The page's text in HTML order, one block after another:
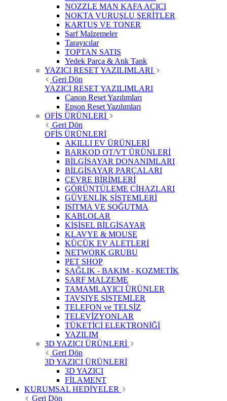
NOZZLE MAN KAFA AÇICI
NOKTA VURUŞLU ŞERİTLER
KARTUŞ VE TONER
Sarf Malzemeler
Tarayıcılar
TOPTAN SATIŞ
Yedek Parça & Atık Tank
YAZICI RESET YAZILIMLARI
Geri Dön
YAZICI RESET YAZILIMLARI
Canon Reset Yazılımları
Epson Reset Yazılımları
OFİS ÜRÜNLERİ
Geri Dön
OFİS ÜRÜNLERİ
AKILLI EV ÜRÜNLERİ
BARKOD OT/VT ÜRÜNLERİ
BİLGİSAYAR DONANIMLARI
BİLGİSAYAR PARÇALARI
ÇEVRE BİRİMLERİ
GÖRÜNTÜLEME CİHAZLARI
GÜVENLİK SİSTEMLERİ
ISITMA VE SOĞUTMA
KABLOLAR
KİŞİSEL BİLGİSAYAR
KLAVYE & MOUSE
KÜÇÜK EV ALETLERİ
NETWORK GRUBU
PET SHOP
SAĞLIK - BAKIM - KOZMETİK
SARF MALZEME
TAMAMLAYICI ÜRÜNLER
TAVSIYE SİSTEMLER
TELEFON ve TELSİZ
TELEVİZYONLAR
TÜKETİCİ ELEKTRONİĞİ
YAZILIM
3D YAZICI ÜRÜNLERİ
Geri Dön
3D YAZICI ÜRÜNLERİ
3D YAZICI
FİLAMENT
KURUMSAL HEDİYELER
Geri Dön